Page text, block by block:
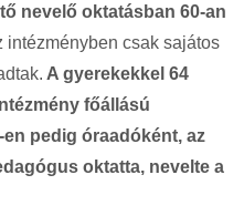
nevelő oktatásban 60-an
intézményben csak sajátos
A gyerekekkel 64
főállású
pedig óraadóként, az
oktatta, nevelte a